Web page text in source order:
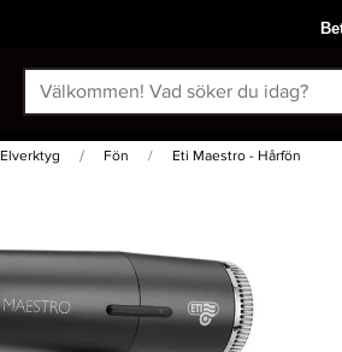
Elverktyg Fön Eti Maestro - Hårfön